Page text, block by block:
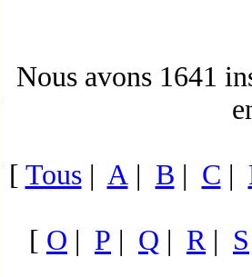
Nous avons 1641
[ Tous| A| B | C |
[ O | P | Q | R| S